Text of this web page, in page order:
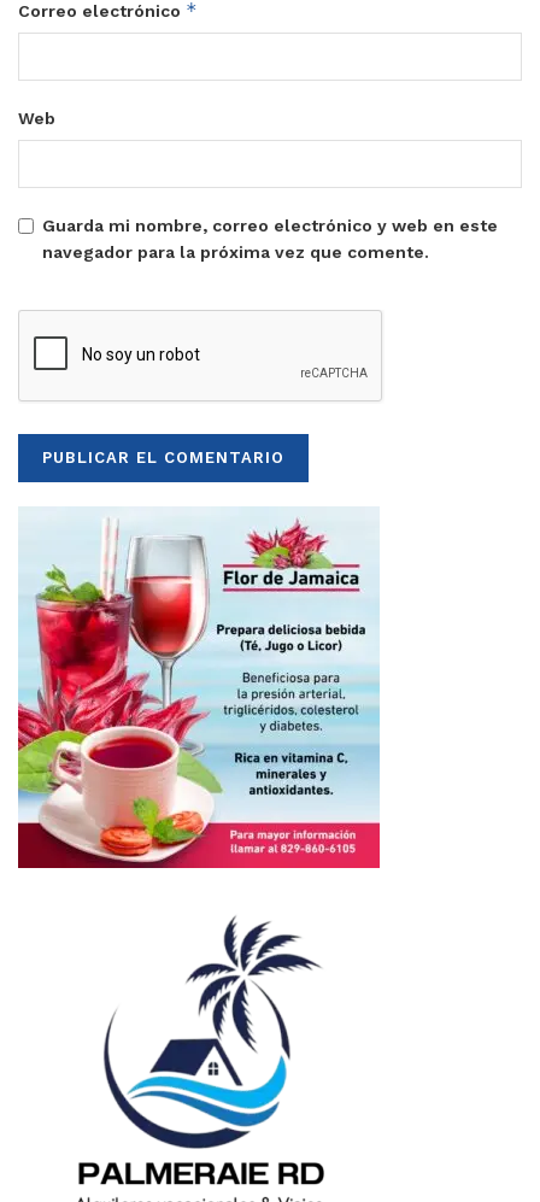
Correo electrónico *
Web
Guarda mi nombre, correo electrónico y web en este
navegador para la próxima vez que comente.